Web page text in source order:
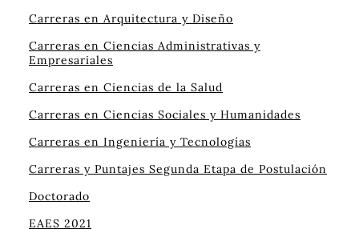
Carreras en Arquitectura y Diseño
Carreras en Ciencias Administrativas y
Empresariales
Carreras en Ciencias de la Salud
Carreras en Ciencias Sociales y Humanidades
Carreras en Ingeniería y Tecnologías
Carreras y Puntajes Segunda Etapa de Postulación
Doctorado
EAES 2021